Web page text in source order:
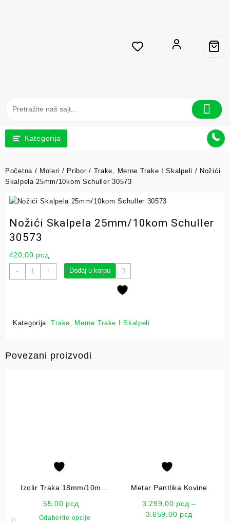
Kategorija
Početna / Moleri / Pribor/ Trake, Merne Trake I Skalpeli / Nožići
Skalpela 25mm/10kom Schuller 30573
Nožići Skalpela 25mm/10kom Schuller
30573
420,00 рсд
- + Dodaj u korpu
Kategorija:Trake, Merne Trake I Skalpeli
Povezani proizvodi
Izolir Traka 18mm/10m
55,00 рсд
Odaberite opcije
Metar Pantlika Kovine
3.299,00 рсд –
3.659,00 рсд